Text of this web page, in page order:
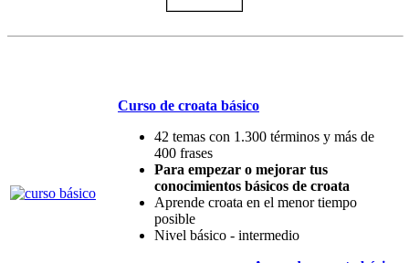
Curso de croata básico
42 temas con 1.300 términos y más de
400 frases
Para empezar o mejorar tus
conocimientos básicos de croata
Aprende croata en el menor tiempo
posible
Nivel básico - intermedio